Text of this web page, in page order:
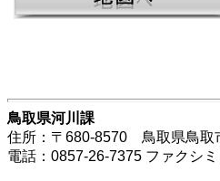
鳥取県河川課
住所：〒680-8570 鳥取県鳥取
電話：0857-26-7375 ファクシ